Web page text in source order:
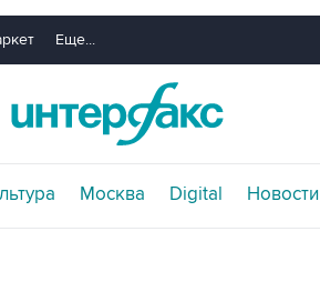
Еще...
Москва Digital Новости